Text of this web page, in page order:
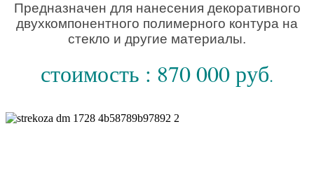
Предназначен для нанесения декоративного
двухкомпонентного полимерного контура на
стекло и другие материалы.
стоимость : 870 000 руб.